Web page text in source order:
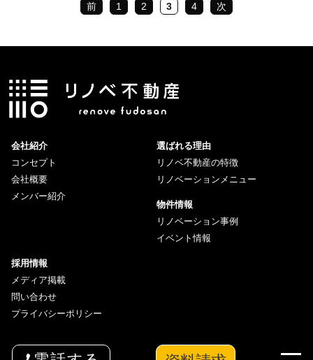
前 1 2 3 4 次
会社紹介
コンセプト
会社概要
メンバー紹介
選ばれる理由
リノベ不動産の特徴
リノベーションメニュー
物件情報
リノベーション事例
イベント情報
採用情報
メディア掲載
問い合わせ
プライバシーポリシー